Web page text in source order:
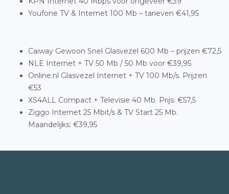
Youfone TV & Internet 100 Mb – tarieven €41,95
Caiway Gewoon Snel Glasvezel 600 Mb – prijzen €72,5
NLE Internet + TV 50 Mb / 50 Mb voor €39,95
Online.nl Glasvezel Internet + TV 100 Mb/s. Prijzen
€53
XS4ALL Compact + Televisie 40 Mb. Prijs: €57,5
Ziggo Internet 25 Mbit/s & TV Start 25 Mb.
Maandelijks: €39,95